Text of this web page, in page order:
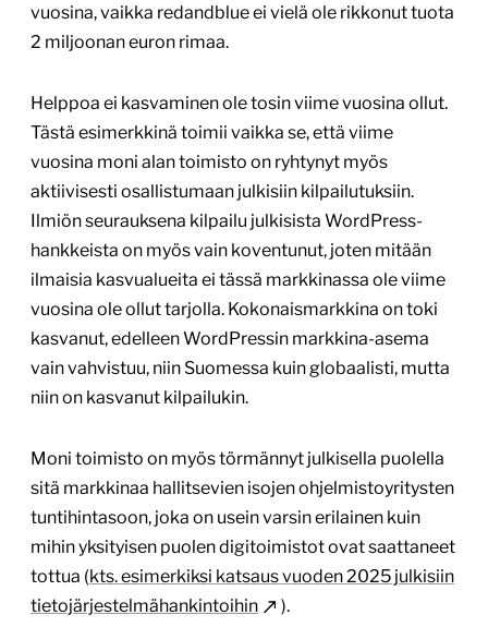
vuosina, vaikka redandblue ei vielä ole rikkonut tuota
2 miljoonan euron rimaa.
Helppoa ei kasvaminen ole tosin viime vuosina ollut.
Tästä esimerkkinä toimii vaikka se, että viime
vuosina moni alan toimisto on ryhtynyt myös
aktiivisesti osallistumaan julkisiin kilpailutuksiin.
Ilmiön seurauksena kilpailu julkisista WordPress-
hankkeista on myös vain koventunut, joten mitään
ilmaisia kasvualueita ei tässä markkinassa ole viime
vuosina ole ollut tarjolla. Kokonaismarkkina on toki
kasvanut, edelleen WordPressin markkina-asema
vain vahvistuu, niin Suomessa kuin globaalisti, mutta
niin on kasvanut kilpailukin.
Moni toimisto on myös törmännyt julkisella puolella
sitä markkinaa hallitsevien isojen ohjelmistoyritysten
tuntihintasoon, joka on usein varsin erilainen kuin
mihin yksityisen puolen digitoimistot ovat saattaneet
tottua (kts. esimerkiksi katsaus vuoden 2025 julkisiin
tietojärjestelmähankintoihin
).